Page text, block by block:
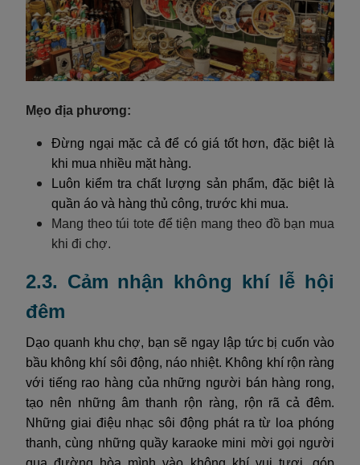
Mẹo địa phương:
Đừng ngại mặc cả để có giá tốt hơn, đặc biệt là
khi mua nhiều mặt hàng.
Luôn kiểm tra chất lượng sản phẩm, đặc biệt là
quần áo và hàng thủ công, trước khi mua.
Mang theo túi tote để tiện mang theo đồ bạn mua
khi đi chợ.
2.3. Cảm nhận không khí lễ hội
đêm
Dạo quanh khu chợ, bạn sẽ ngay lập tức bị cuốn vào
bầu không khí sôi động, náo nhiệt. Không khí rộn ràng
với tiếng rao hàng của những người bán hàng rong,
tạo nên những âm thanh rộn ràng, rộn rã cả đêm.
Những giai điệu nhạc sôi động phát ra từ loa phóng
thanh, cùng những quầy karaoke mini mời gọi người